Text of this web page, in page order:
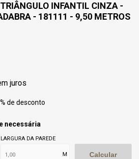
TRIÂNGULO INFANTIL CINZA -
- 181111 - 9,50 METROS
juros
de desconto
necessária
LARGURA DA PAREDE
M Calcular